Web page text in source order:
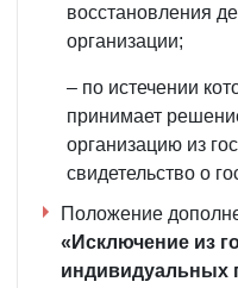
восстановления
организации;
– по истечении
принимает
организацию из
свидетельство о
Положение
«Исключение из
индивидуальных